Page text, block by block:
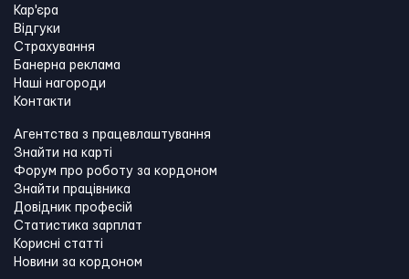
Кар'єра
Відгуки
Страхування
Банерна реклама
Наші нагороди
Контакти
Агентства з працевлаштування
Знайти на карті
Форум про роботу за кордоном
Знайти працівника
Довідник професій
Статистика зарплат
Корисні статті
Новини за кордоном